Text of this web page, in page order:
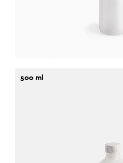
500 ml